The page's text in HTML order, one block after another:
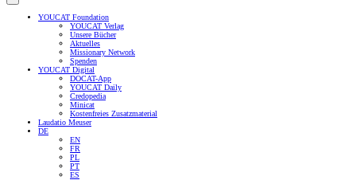
YOUCAT Foundation
YOUCAT Verlag
Unsere Bücher
Aktuelles
Missionary Network
Spenden
YOUCAT Digital
DOCAT-App
YOUCAT Daily
Credopedia
Minicat
Kostenfreies Zusatzmaterial
Laudatio Meuser
DE
EN
FR
PL
PT
ES